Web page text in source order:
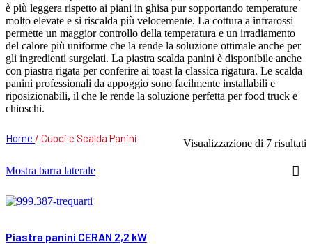
è più leggera rispetto ai piani in ghisa pur sopportando temperature
molto elevate e si riscalda più velocemente. La cottura a infrarossi
permette un maggior controllo della temperatura e un irradiamento
del calore più uniforme che la rende la soluzione ottimale anche per
gli ingredienti surgelati. La piastra scalda panini è disponibile anche
con piastra rigata per conferire ai toast la classica rigatura. Le scalda
panini professionali da appoggio sono facilmente installabili e
riposizionabili, il che le rende la soluzione perfetta per food truck e
chioschi.
Home / Cuoci e Scalda Panini Visualizzazione di 7 risultati
Mostra barra laterale
Piastra panini CERAN 2,2 kW